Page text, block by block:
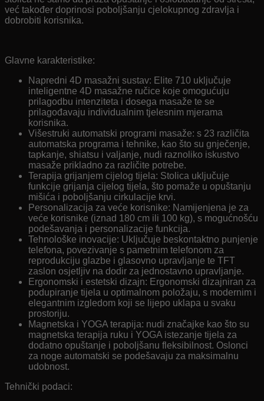
već također doprinosi poboljšanju cjelokupnog zdravlja i
dobrobiti korisnika.
Glavne karakteristike:
Napredni 4D masažni sustav: Elite 710 uključuje
inteligentne 4D masažne ručice koje omogućuju
prilagodbu intenziteta i dosega masaže te se
prilagođavaju individualnim tjelesnim mjerama
korisnika.
Višestruki automatski programi masaže: s 23 različita
automatska programa i tehnike, kao što su gnječenje,
tapkanje, shiatsu i valjanje, nudi raznoliko iskustvo
masaže prikladno za različite potrebe.
Terapija grijanjem cijelog tijela: Stolica uključuje
funkcije grijanja cijelog tijela, što pomaže u opuštanju
mišića i poboljšanju cirkulacije krvi.
Personalizacija za veće korisnike: Namijenjena je za
veće korisnike (iznad 180 cm ili 100 kg), s mogućnošću
podešavanja i personalizacije funkcija.
Tehnološke inovacije: Uključuje beskontaktno punjenje
telefona, povezivanje s pametnim telefonom za
reprodukciju glazbe i glasovno upravljanje te TFT
zaslon osjetljiv na dodir za jednostavno upravljanje.
Ergonomski i estetski dizajn: Ergonomski dizajniran za
podupiranje tijela u optimalnom položaju, s modernim i
elegantnim izgledom koji se lijepo uklapa u svaku
prostoriju.
Magnetska i YOGA terapija: nudi značajke kao što su
magnetska terapija ruku i YOGA istezanje tijela za
dodatno opuštanje i poboljšanu fleksibilnost. Oslonci
za noge automatski se podešavaju za maksimalnu
udobnost.
Tehnički podaci: